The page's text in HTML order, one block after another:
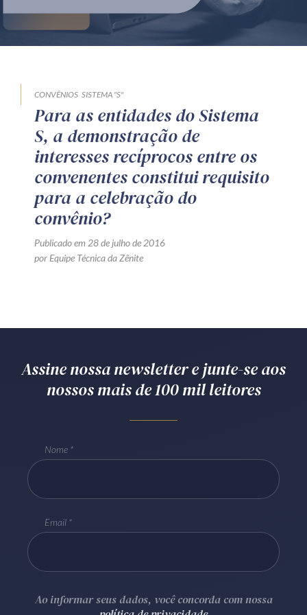
Produtos e serviços
Orientação por Escrito
Mentoria Zênite
Capacitação
Zênite Online
Zênite in Company
Diferenciais
Av. Sete de Setembro, 4698
Batel Curitiba/PR CEP 80240-000
CONVÊNIOS SISTEMA "S"
Para as entidades do Sistema
S, a demonstração de
interesses recíprocos entre os
convenentes constitui requisito
para a celebração do
convênio?
Publicado em 28 de julho de 2016
por Equipe Técnica da Zênite
Assine nossa newsletter e junte-se aos
nossos mais de 100 mil leitores
Nome
Email
Ao informar seus dados, você concorda com nossa